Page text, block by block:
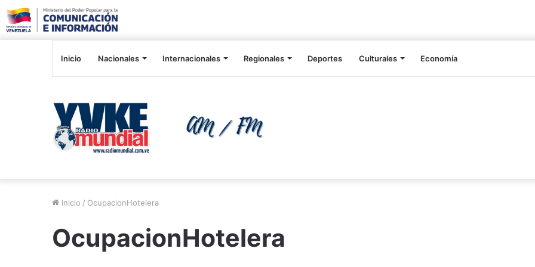
Inicio Nacionales Internacionales Regionales Deportes Culturales Economía
Inicio / OcupacionHotelera
OcupacionHotelera